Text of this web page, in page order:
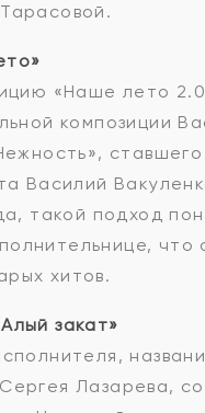
«Наше лето
композиции
Василий
такой подход
что
хитов.
закат»
Лазарева,